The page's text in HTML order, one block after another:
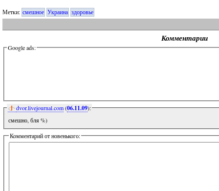
Метки: смешное Украина здоровье
Комментарии
Google ads:
dvor.livejournal.com(06.11.09):
смешно, бля %)
Комментарий от новенького: